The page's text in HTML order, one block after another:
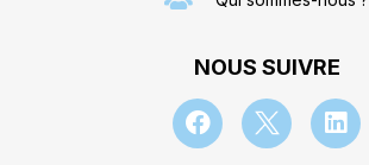
NOUS SUIVRE